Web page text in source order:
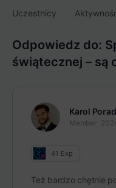
Uczestnicy
Odpowiedz do:
świątecznej – są
Karol
Member
41 Exp
Też bardzo chętnie